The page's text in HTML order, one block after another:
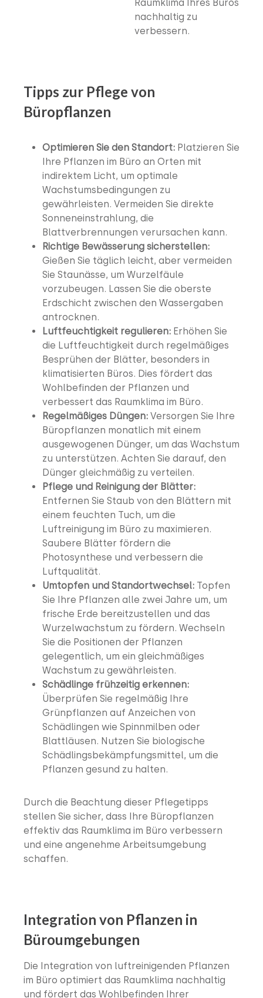
Raumklima Ihres Büros
nachhaltig zu
verbessern.
Tipps zur Pflege von
Büropflanzen
Optimieren Sie den Standort: Platzieren Sie
Ihre Pflanzen im Büro an Orten mit
indirektem Licht, um optimale
Wachstumsbedingungen zu
gewährleisten. Vermeiden Sie direkte
Sonneneinstrahlung, die
Blattverbrennungen verursachen kann.
Richtige Bewässerung sicherstellen:
Gießen Sie täglich leicht, aber vermeiden
Sie Staunässe, um Wurzelfäule
vorzubeugen. Lassen Sie die oberste
Erdschicht zwischen den Wassergaben
antrocknen.
Luftfeuchtigkeit regulieren: Erhöhen Sie
die Luftfeuchtigkeit durch regelmäßiges
Besprühen der Blätter, besonders in
klimatisierten Büros. Dies fördert das
Wohlbefinden der Pflanzen und
verbessert das Raumklima im Büro.
Regelmäßiges Düngen: Versorgen Sie Ihre
Büropflanzen monatlich mit einem
ausgewogenen Dünger, um das Wachstum
zu unterstützen. Achten Sie darauf, den
Dünger gleichmäßig zu verteilen.
Pflege und Reinigung der Blätter:
Entfernen Sie Staub von den Blättern mit
einem feuchten Tuch, um die
Luftreinigung im Büro zu maximieren.
Saubere Blätter fördern die
Photosynthese und verbessern die
Luftqualität.
Umtopfen und Standortwechsel: Topfen
Sie Ihre Pflanzen alle zwei Jahre um, um
frische Erde bereitzustellen und das
Wurzelwachstum zu fördern. Wechseln
Sie die Positionen der Pflanzen
gelegentlich, um ein gleichmäßiges
Wachstum zu gewährleisten.
Schädlinge frühzeitig erkennen:
Überprüfen Sie regelmäßig Ihre
Grünpflanzen auf Anzeichen von
Schädlingen wie Spinnmilben oder
Blattläusen. Nutzen Sie biologische
Schädlingsbekämpfungsmittel, um die
Pflanzen gesund zu halten.
Durch die Beachtung dieser Pflegetipps
stellen Sie sicher, dass Ihre Büropflanzen
effektiv das Raumklima im Büro verbessern
und eine angenehme Arbeitsumgebung
schaffen.
Integration von Pflanzen in
Büroumgebungen
Die Integration von luftreinigenden Pflanzen
im Büro optimiert das Raumklima nachhaltig
und fördert das Wohlbefinden Ihrer